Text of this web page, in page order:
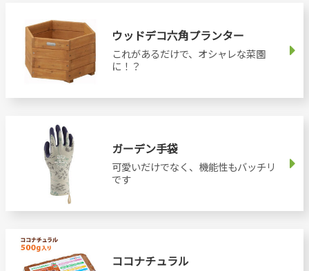
ウッドデコ六角プランター
これがあるだけで、オシャレな菜園
に！？
ガーデン手袋
可愛いだけでなく、機能性もバッチリ
です
ココナチュラル